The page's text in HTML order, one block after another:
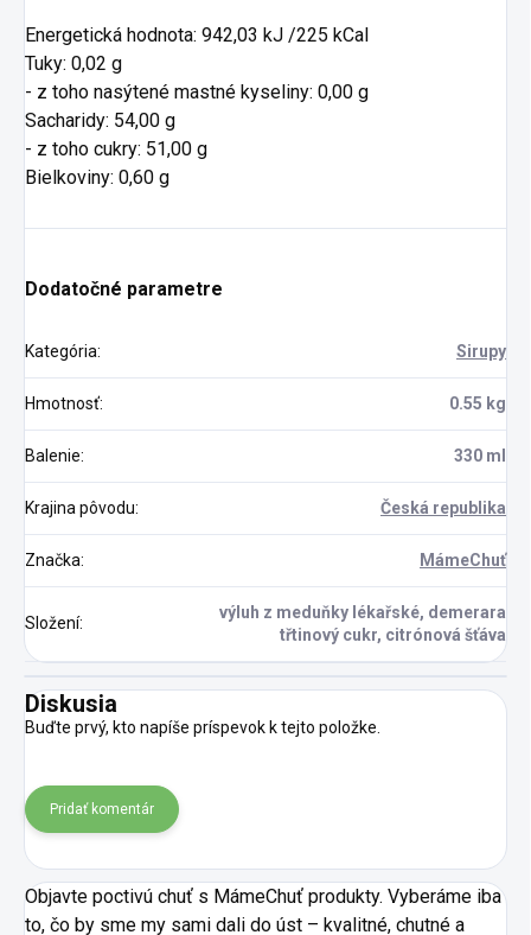
Energetická hodnota: 942,03 kJ /225 kCal
Tuky: 0,02 g
- z toho nasýtené mastné kyseliny: 0,00 g
Sacharidy: 54,00 g
- z toho cukry: 51,00 g
Bielkoviny: 0,60 g
Dodatočné parametre
Kategória: Sirupy
Hmotnosť: 0.55 kg
Balenie: 330 ml
Krajina pôvodu: Česká republika
Značka: MámeChuť
Složení:
výluh z meduňky lékařské, demerara
třtinový cukr, citrónová šťáva
Diskusia
Buďte prvý, kto napíše príspevok k tejto položke.
Pridať komentár
Objavte poctivú chuť s MámeChuť produkty. Vyberáme iba
to, čo by sme my sami dali do úst – kvalitné, chutné a